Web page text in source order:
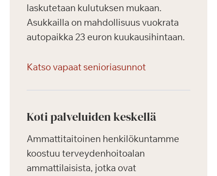
laskutetaan kulutuksen mukaan.
Asukkailla on mahdollisuus vuokrata
autopaikka 23 euron kuukausihintaan.
Katso vapaat senioriasunnot
Koti palveluiden keskellä
Ammattitaitoinen henkilökuntamme
koostuu terveydenhoitoalan
ammattilaisista, jotka ovat